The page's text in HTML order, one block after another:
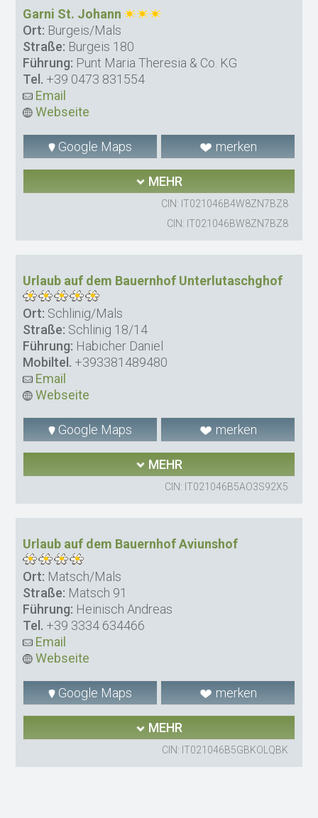
Garni St. Johann
Ort: Burgeis/Mals
Straße: Burgeis 180
Führung: Punt Maria Theresia & Co. KG
Tel. +39 0473 831554
Email
Webseite
Google Maps merken
MEHR
CIN: IT021046B4W8ZN7BZ8
CIN: IT021046BW8ZN7BZ8
Urlaub auf dem Bauernhof Unterlutaschghof
Ort: Schlinig/Mals
Straße: Schlinig 18/14
Führung: Habicher Daniel
Mobiltel. +393381489480
Email
Webseite
Google Maps merken
MEHR
CIN: IT021046B5AO3S92X5
Urlaub auf dem Bauernhof Aviunshof
Ort: Matsch/Mals
Straße: Matsch 91
Führung: Heinisch Andreas
Tel. +39 3334 634466
Email
Webseite
Google Maps merken
MEHR
CIN: IT021046B5GBKOLQBK